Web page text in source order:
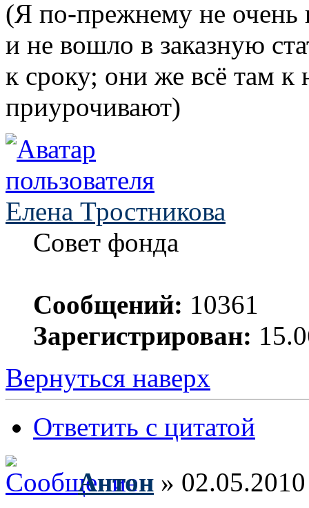
(Я по-прежнему не очень
и не вошло в заказную
к сроку; они же всё там
приурочивают)
Елена Тростникова
Совет фонда
Сообщений: 10361
Зарегистрирован:
Вернуться наверх
Ответить с цитатой
Антон »